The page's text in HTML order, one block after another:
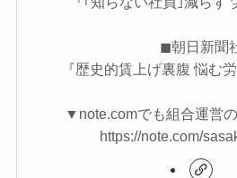
◼︎朝日新聞
『歴史的賃上げ裏腹 悩む
▼note.comでも組合運営
https://note.com/